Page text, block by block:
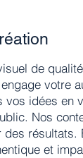
de
votre
vos idées en
Nos
des résultats.
et